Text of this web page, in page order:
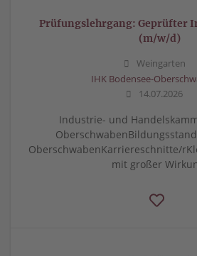
Prüfungslehrgang: Geprüfter
(m/w/d)
Weingarten
IHK Bodensee-
14.07.2026
Industrie- und
OberschwabenKarriereschnitte/
mit großer